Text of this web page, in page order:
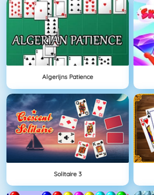
Algerijns Patience
Solitaire 3